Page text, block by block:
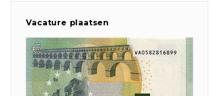
Vacature plaatsen